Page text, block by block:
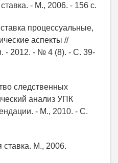
- М., 2006. - 156 с.
процессуальные,
аспекты //
- 2012. - № 4 (8). - С. 39-
следственных
анализ УПК
- М., 2010. - С.
М., 2006.